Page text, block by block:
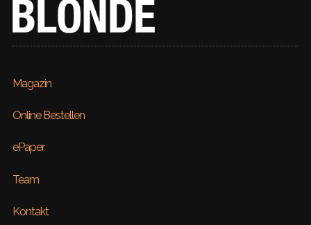
Magazin
Online Bestellen
ePaper
Team
Kontakt